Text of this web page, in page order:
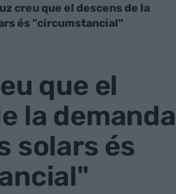
creu que el descens de la
és "circumstancial"
que el
la demanda
solars és